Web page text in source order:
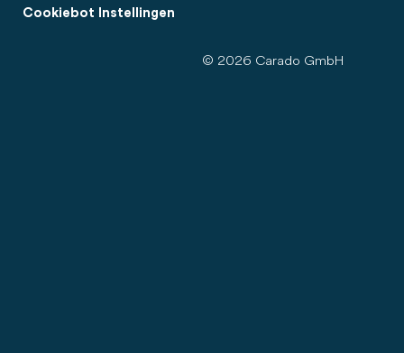
Cookiebot Instellingen
© 2026 Carado GmbH